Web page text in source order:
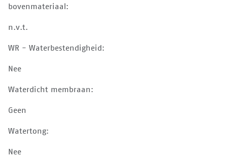
bovenmateriaal:
n.v.t.
WR - Waterbestendigheid:
Nee
Waterdicht membraan:
Geen
Watertong:
Nee